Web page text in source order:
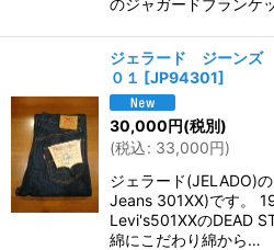
のジャガードブランケ
ジェラード ジーンズ
０１ [JP94301]
30,000円(税別)
(税込: 33,000円)
ジェラード(JELADO)
Jeans 301XX)です。
Levi's501XXのDEAD
綿にこだわり綿から…